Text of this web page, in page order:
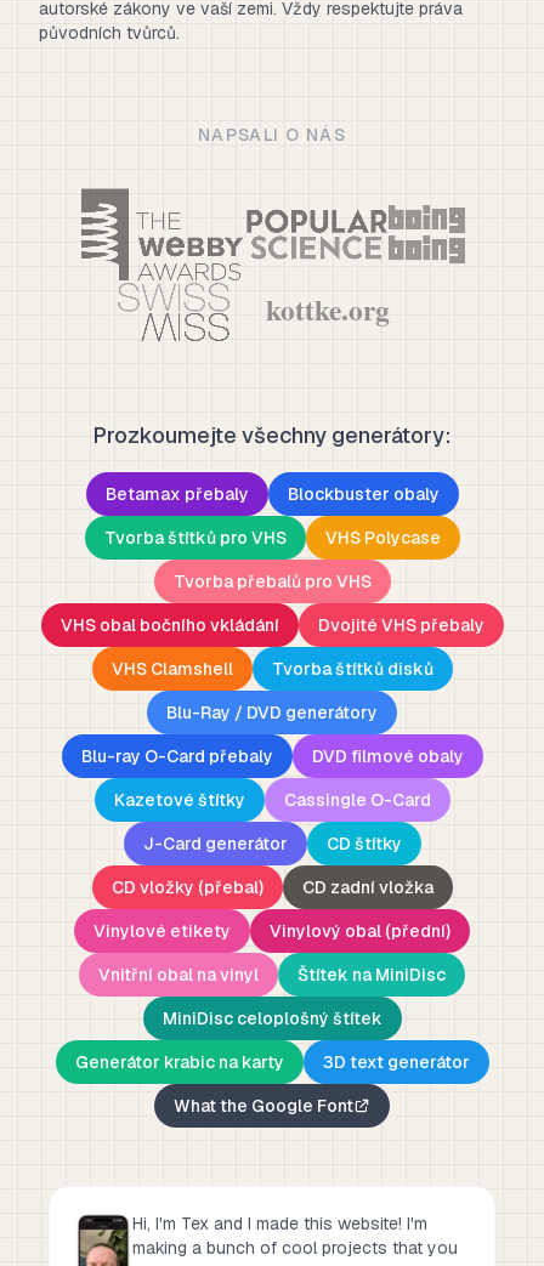
autorské zákony ve vaší zemi. Vždy respektujte práva
původních tvůrců.
NAPSALI O NÁS
Prozkoumejte všechny generátory:
Betamax přebaly
Blockbuster obaly
Tvorba štítků pro VHS
VHS Polycase
Tvorba přebalů pro VHS
VHS obal bočního vkládání
Dvojité VHS přebaly
VHS Clamshell
Tvorba štítků disků
Blu-Ray / DVD generátory
Blu-ray O-Card přebaly
DVD filmové obaly
Kazetové štítky
Cassingle O-Card
J-Card generátor
CD štítky
CD vložky (přebal)
CD zadní vložka
Vinylové etikety
Vinylový obal (přední)
Vnitřní obal na vinyl
Štítek na MiniDisc
MiniDisc celoplošný štítek
Generátor krabic na karty
3D text generátor
What the Google Font
Hi, I'm Tex and I made this website! I'm
making a bunch of cool projects that you